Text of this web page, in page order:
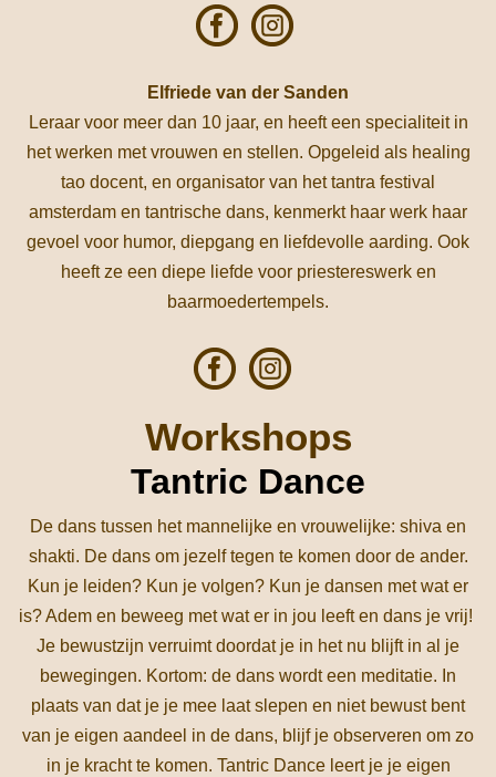
Elfriede van der Sanden
Leraar voor meer dan 10 jaar, en heeft een specialiteit in
het werken met vrouwen en stellen. Opgeleid als healing
tao docent, en organisator van het tantra festival
amsterdam en tantrische dans, kenmerkt haar werk haar
gevoel voor humor, diepgang en liefdevolle aarding. Ook
heeft ze een diepe liefde voor priestereswerk en
baarmoedertempels.
Workshops
Tantric Dance
De dans tussen het mannelijke en vrouwelijke: shiva en
shakti. De dans om jezelf tegen te komen door de ander.
Kun je leiden? Kun je volgen? Kun je dansen met wat er
is? Adem en beweeg met wat er in jou leeft en dans je vrij!
Je bewustzijn verruimt doordat je in het nu blijft in al je
bewegingen. Kortom: de dans wordt een meditatie. In
plaats van dat je je mee laat slepen en niet bewust bent
van je eigen aandeel in de dans, blijf je observeren om zo
in je kracht te komen. Tantric Dance leert je je eigen